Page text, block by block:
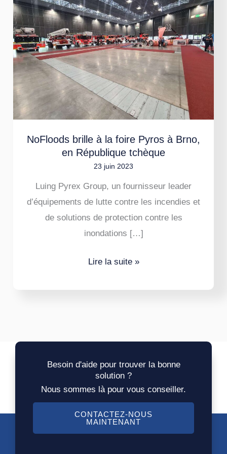
NoFloods brille à la foire Pyros à Brno,
en République tchèque
23 juin 2023
Luing Pyrex Group, un fournisseur leader
d’équipements de lutte contre les incendies et
de solutions de protection contre les
inondations […]
à
la
foire
Pyros
à
Brno,
en
République
tchèque
Lire la suite »
Besoin d'aide pour trouver la bonne
solution ?
Nous sommes là pour vous conseiller.
CONTACTEZ-NOUS
MAINTENANT